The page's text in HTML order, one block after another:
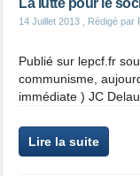
La lutte pour le
14 Juillet 2013 , Rédigé par
Publié sur lepcf.fr
communisme,
immédiate ) JC
Lire la suite